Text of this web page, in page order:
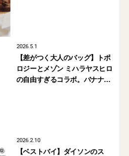
2026.5.1
【差がつく大人のバッグ】トポ
ロジーとメゾン ミハラヤスヒロ
の自由すぎるコラボ。バナナ・
2026.2.10
【ベストバイ】ダイソンのス